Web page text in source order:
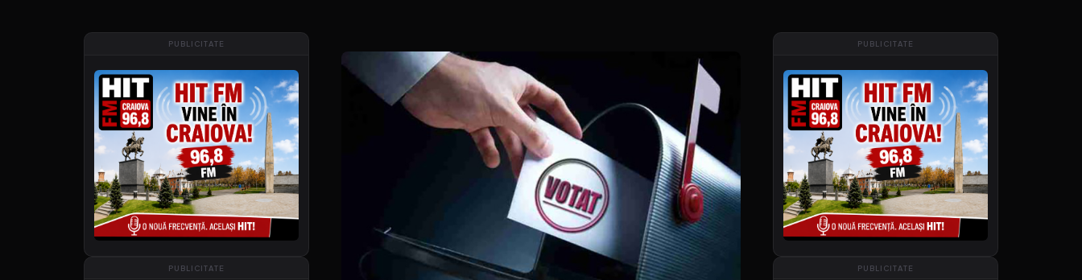
PUBLICITATE
PUBLICITATE
PUBLICITATE
PUBLICITATE